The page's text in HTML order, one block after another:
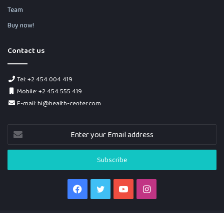
Team
Buy now!
Contact us
Tel: +2 454 004 419
Mobile: +2 454 555 419
E-mail: hi@health-center.com
Enter
your
Email
FacebookTwitterYouTubeInstagram